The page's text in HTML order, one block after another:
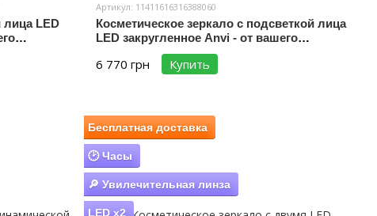
лица LED
Артикул: 11411616316388060
Косметическое зеркало с подсветкой лица
LED закругленное Anvi - от вашего
выключателя, часы и линза с подсветкой
#anlw
6 770 грн Купить
Бесплатная доставка
🕑 Часы
🔎 Увилечительная линза
LED x2